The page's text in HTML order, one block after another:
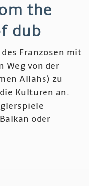
the
dub
Franzosen mit
Weg von der
Allahs) zu
Kulturen an.
oder